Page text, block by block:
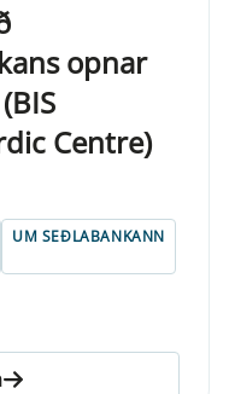
opnar
Centre)
UM SEÐLABANKANN